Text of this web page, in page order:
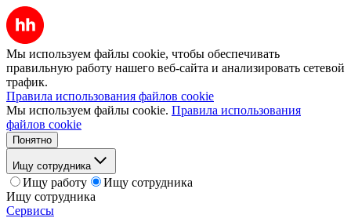
Мы используем файлы cookie, чтобы обеспечивать
правильную работу нашего веб-сайта и анализировать сетевой
трафик.
Правила использования файлов cookie
Мы используем файлы cookie. Правила использования
файлов cookie
Понятно
Ищу сотрудника
Ищу работу
Ищу сотрудника
Ищу сотрудника
Сервисы